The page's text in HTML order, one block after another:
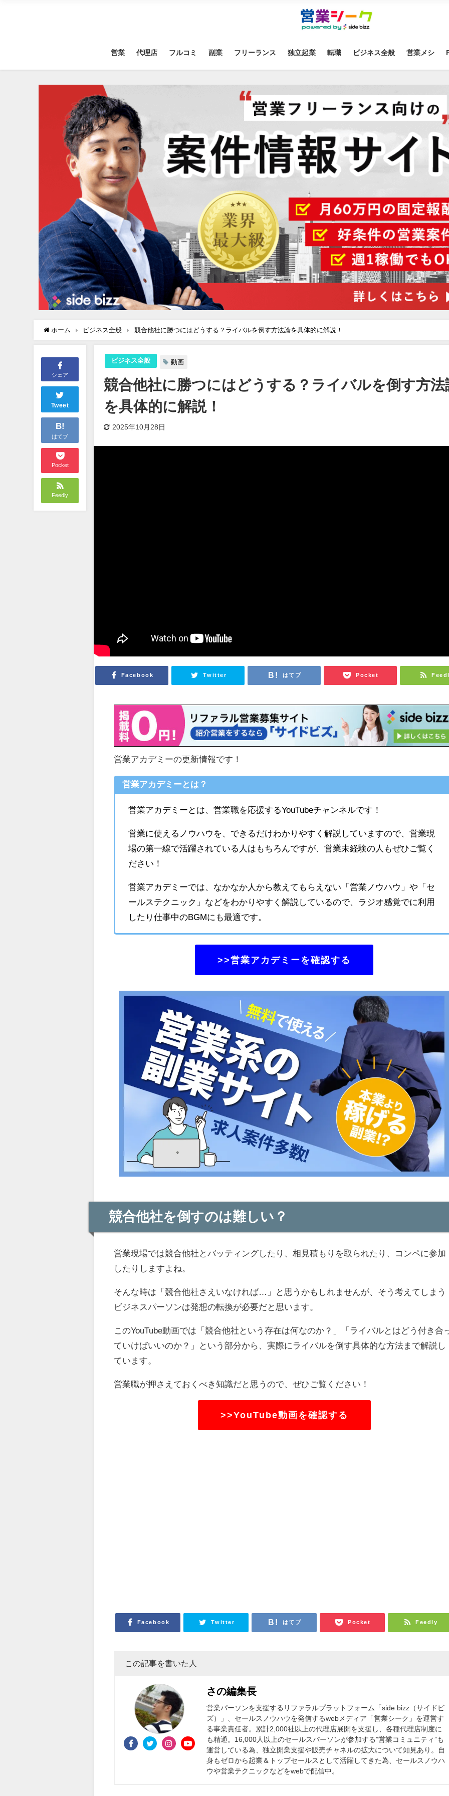
営業 代理店 フルコミ 副業 フリーランス 独立起業 転職 ビジネス全般 営業メシ
ホーム ビジネス全般 競合他社に勝つにはどうする？ライバルを倒す方法論を具体的に解説！
シェア
Tweet
B!
はてブ
Pocket
Feedly
ビジネス全般 動画
競合他社に勝つにはどうする？ライバルを倒す方法
を具体的に解説！
2025年10月28日
Facebook Twitter はてブ Pocket
営業アカデミーの更新情報です！
営業アカデミーとは？
営業アカデミーとは、営業職を応援するYouTubeチャンネルです！
営業に使えるノウハウを、できるだけわかりやすく解説していますので、営業現
場の第一線で活躍されている人はもちろんですが、営業未経験の人もぜひご覧く
ださい！
営業アカデミーでは、なかなか人から教えてもらえない「営業ノウハウ」や「セ
ールステクニック」などをわかりやすく解説しているので、ラジオ感覚でに利用
したり仕事中のBGMにも最適です。
>>営業アカデミーを確認する
競合他社を倒すのは難しい？
営業現場では競合他社とバッティングしたり、相見積もりを取られたり、コンペに参加
したりしますよね。
そんな時は「競合他社さえいなければ…」と思うかもしれませんが、そう考えてしまう
ビジネスパーソンは発想の転換が必要だと思います。
このYouTube動画では「競合他社という存在は何なのか？」「ライバルとはどう付き合
ていけばいいのか？」という部分から、実際にライバルを倒す具体的な方法まで解説し
ています。
営業職が押さえておくべき知識だと思うので、ぜひご覧ください！
>>YouTube動画を確認する
Facebook Twitter はてブ Pocket Feedly
この記事を書いた人
さの編集長
営業パーソンを支援するリファラルプラットフォーム「side bizz（サイドビ
ズ）」、セールスノウハウを発信するwebメディア「営業シーク」を運営す
る事業責任者。累計2,000社以上の代理店展開を支援し、各種代理店制度に
も精通。16,000人以上のセールスパーソンが参加する”営業コミュニティ”も
運営している為、独立開業支援や販売チャネルの拡大について知見あり。自
身もゼロから起業＆トップセールスとして活躍してきた為、セールスノウハ
ウや営業テクニックなどをwebで配信中。